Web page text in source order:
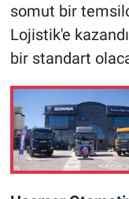
somut bir
Lojistik'e
bir standart